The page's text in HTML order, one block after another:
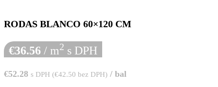
RODAS BLANCO 60×120 CM
€36.56 / m2 s DPH
€52.28 s DPH (€42.50 bez DPH) / bal